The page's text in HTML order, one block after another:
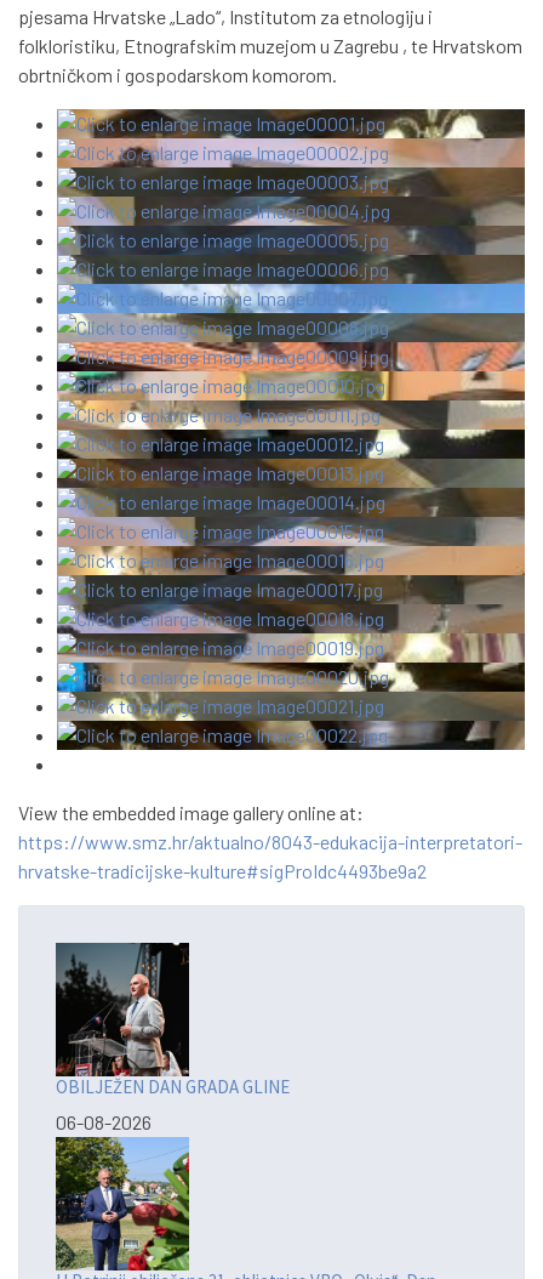
pjesama Hrvatske „Lado“, Institutom za etnologiju i
folkloristiku, Etnografskim muzejom u Zagrebu , te Hrvatskom
obrtničkom i gospodarskom komorom.
View the embedded image gallery online at:
https://www.smz.hr/aktualno/8043-edukacija-interpretatori-
hrvatske-tradicijske-kulture#sigProIdc4493be9a2
OBILJEŽEN DAN GRADA GLINE
06-08-2026